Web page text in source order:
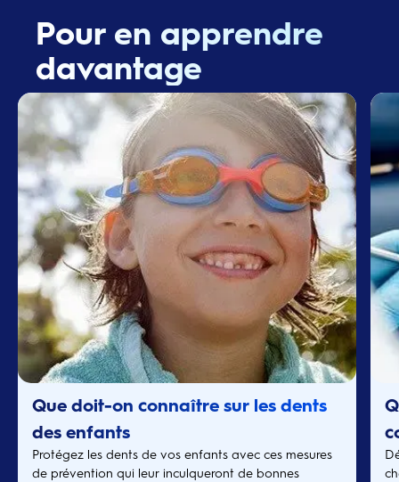
Pour en apprendre
davantage
Que doit-on connaître sur les dents
des enfants
Protégez les dents de vos enfants avec ces mesures
de prévention qui leur inculqueront de bonnes